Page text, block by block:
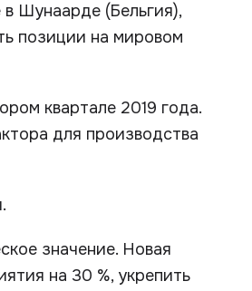
Шунаарде (Бельгия),
позиции на мировом
квартале 2019 года.
для производства
значение. Новая
на 30 %, укрепить